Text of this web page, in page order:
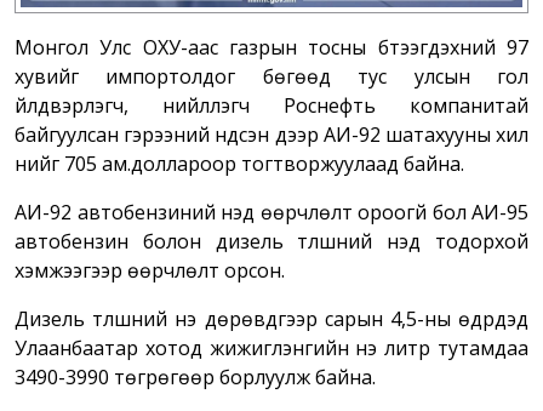
Монгол Улс ОХУ-аас газрын тосны бүтээгдэхүүний 97
хувийг импортолдог бөгөөд тус улсын гол
үйлдвэрлэгч, нийлүүлэгч Роснефть компанитай
байгуулсан гэрээний үндсэн дээр АИ-92 шатахууны хил
үнийг 705 ам.доллароор тогтворжуулаад байна.
АИ-92 автобензиний үнэд өөрчлөлт ороогүй бол АИ-95
автобензин болон дизель түлшний үнэд тодорхой
хэмжээгээр өөрчлөлт орсон.
Дизель түлшний үнэ дөрөвдүгээр сарын 4,5-ны өдрүүдэд
Улаанбаатар хотод жижиглэнгийн үнэ литр тутамдаа
3490-3990 төгрөгөөр борлуулж байна.